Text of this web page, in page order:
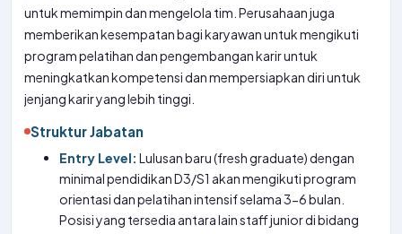
untuk memimpin dan mengelola tim. Perusahaan juga
memberikan kesempatan bagi karyawan untuk mengikuti
program pelatihan dan pengembangan karir untuk
meningkatkan kompetensi dan mempersiapkan diri untuk
jenjang karir yang lebih tinggi.
Struktur Jabatan
Entry Level: Lulusan baru (fresh graduate) dengan
minimal pendidikan D3/S1 akan mengikuti program
orientasi dan pelatihan intensif selama 3-6 bulan.
Posisi yang tersedia antara lain staff junior di bidang